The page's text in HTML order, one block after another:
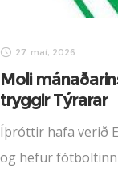
27. maí, 2026
Moli
tryggir Týrarar
Íþróttir hafa verið
og hefur fótboltinn